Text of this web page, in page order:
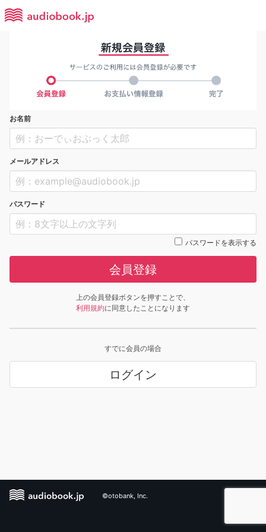
お名前
メールアドレス
パスワード
パスワードを表示する
会員登録
上の会員登録ボタンを押すことで、
利用規約に同意したことになります
すでに会員の場合
ログイン
©otobank, Inc.